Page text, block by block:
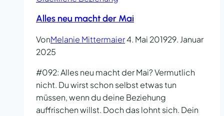
Alles neu macht der Mai
VonMelanie Mittermaier4. Mai 201929. Januar
2025
#092: Alles neu macht der Mai? Vermutlich
nicht. Du wirst schon selbst etwas tun
müssen, wenn du deine Beziehung
auffrischen willst. Doch das lohnt sich. Dein